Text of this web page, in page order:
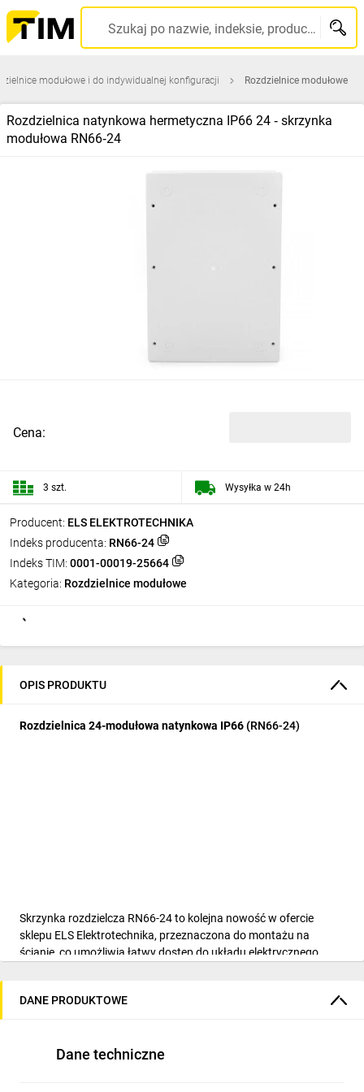
Szukaj po nazwie, indeksie, producencie, kodzie kreskowym...
modułowe i do indywidualnej konfiguracji Rozdzielnice modułowe
Rozdzielnica natynkowa hermetyczna IP66 24 ‑ skrzynka
modułowa RN66‑24
Producent: ELS ELEKTROTECHNIKA
Indeks producenta: RN66-24
Indeks TIM: 0001-00019-25664
Kategoria: Rozdzielnice modułowe
Cena:
3 szt. Wysyłka w 24h
OPIS PRODUKTU
Rozdzielnica 24-modułowa natynkowa IP66 (RN66-24)
Skrzynka rozdzielcza RN66-24 to kolejna nowość w ofercie
sklepu ELS Elektrotechnika, przeznaczona do montażu na
ścianie, co umożliwia łatwy dostęp do układu elektrycznego.
obudowie wykonanej z wysokiej jakości tworzywa ABS o
oraz listwy zaciskowe N+PE.
DANE PRODUKTOWE
Dane techniczne